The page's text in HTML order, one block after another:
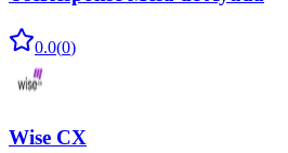
0.0(0)
Wise CX